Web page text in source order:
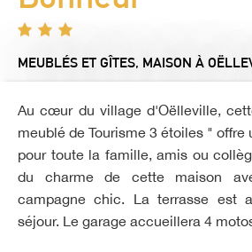
MEUBLÉS ET GÎTES, MAISON À
Au cœur du village d'Oëlleville,
meublé de Tourisme 3 étoiles " offre
pour toute la famille, amis ou
du charme de cette maison
campagne chic. La terrasse est
séjour. Le garage accueillera 4